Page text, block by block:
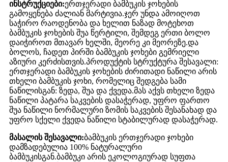
ინსტრუქციები:ერთჯერადი ბამბუკის ჯოხების
გამოყენება ძალიან მარტივია.ჯერ უნდა ამოიღოთ
საჭირო რაოდენობა და ხელით ნაზად მოტეხოთ
ბამბუკის ჯოხების შუა წერტილი, შემდეგ ერთი ბოლო
დაიჭიროთ მთავარ ხელში, მეორე კი მეორეზე.და
ბოლოს, ჩადეთ პირში ბამბუკის ჯოხები გემრიელი
აზიური კერძისთვის.პროდუქტის სტრუქტურა შესავალი:
ერთჯერადი ბამბუკის ჯოხების ძირითადი ნაწილი არის
თხელი ბამბუკის ჯოხი, რომელიც შედგება სამი
ნაწილისგან: ზედა, შუა და ქვედა.მას აქვს თხელი ზედა
ნაწილი პატარა საკვების დასაჭერად, უფრო ფართო
შუა ნაწილი ნორმალური ზომის საკვების შესანახად და
უფრო სქელი ქვედა ნაწილი სტაბილურად დასაჭერად.
მასალის შესავალი:ბამბუკის ერთჯერადი ჯოხები
დამზადებულია 100% ნატურალური
ბამბუკისგან.ბამბუკი არის ეკოლოგიურად სუფთა